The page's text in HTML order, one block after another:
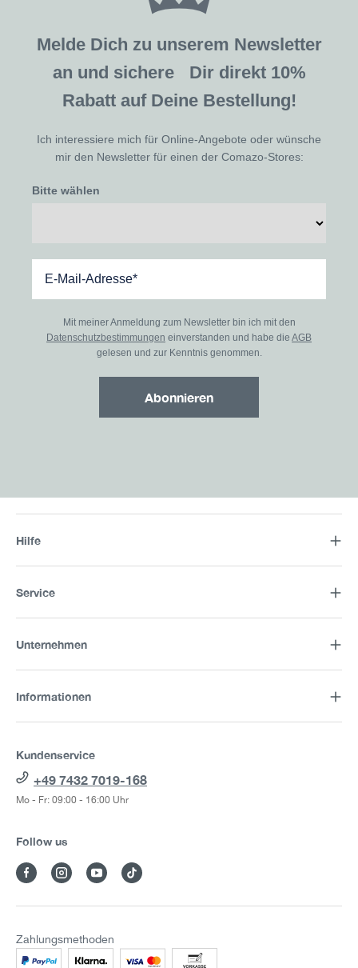
Melde Dich zu unserem Newsletter
an und sichere Dir direkt 10%
Rabatt auf Deine Bestellung!
Ich interessiere mich für Online-Angebote oder wünsche
mir den Newsletter für einen der Comazo-Stores:
Bitte wählen
Mit meiner Anmeldung zum Newsletter bin ich mit den
Datenschutzbestimmungen einverstanden und habe die AGB
gelesen und zur Kenntnis genommen.
Abonnieren
Hilfe
Service
Unternehmen
Informationen
Kundenservice
+49 7432 7019-168
Mo - Fr: 09:00 - 16:00 Uhr
Follow us
Zahlungsmethoden